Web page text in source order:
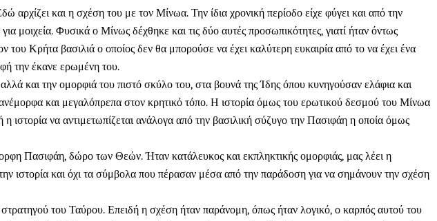
και η σχέση του με τον Μίνωα. Την ίδια χρονική περίοδο είχε φύγει και από την
Φυσικά ο Μίνως δέχθηκε και τις δύο αυτές προσωπικότητες, γιατί ήταν όντως
Κρήτα βασιλιά ο οποίος δεν θα μπορούσε να έχει καλύτερη ευκαιρία από το να έχει ένα
την έκανε ερωμένη του.
και την ομορφιά του πιστό σκύλο του, στα βουνά της Ίδης όπου κυνηγούσαν ελάφια και
και μεγαλόπρεπα στον κρητικό τόπο. Η ιστορία όμως του ερωτικού δεσμού του Μίνωα
ιστορία να αντιμετωπίζεται ανάλογα από την βασιλική σύζυγο την Πασιφάη η οποία όμως
Πασιφάη, δώρο των Θεών. Ήταν κατάλευκος και εκπληκτικής ομορφιάς, μας λέει η
και όχι τα σύμβολα που πέρασαν μέσα από την παράδοση για να σημάνουν την σχέση
του Ταύρου. Επειδή η σχέση ήταν παράνομη, όπως ήταν λογικό, ο καρπός αυτού του